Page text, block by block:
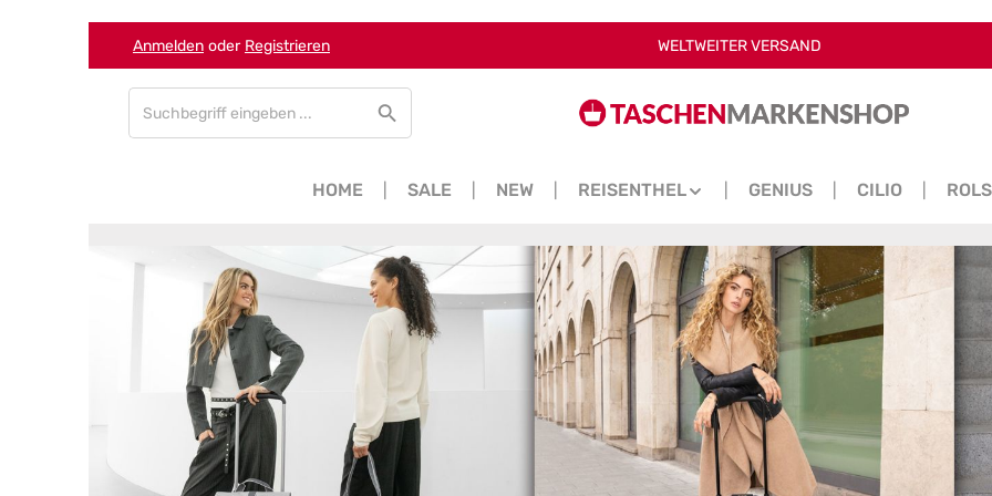
Zum Hauptinhalt springen
Zur Suche springen
Zur Hauptnavigation springen
Anmelden oder Registrieren WELTWEITER VERSAND
HOME SALE NEW REISENTHEL GENIUS CILIO
Bildergalerie überspringen